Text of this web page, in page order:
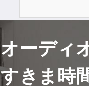
オーディ
すきま時